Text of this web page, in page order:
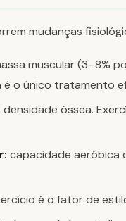
mudanças
muscular (3–8%
o único tratamento
óssea.
capacidade aeróbica
é o fator de